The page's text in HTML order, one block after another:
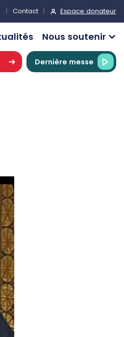
Contact Espace donateur
Nous soutenir
Dernière messe